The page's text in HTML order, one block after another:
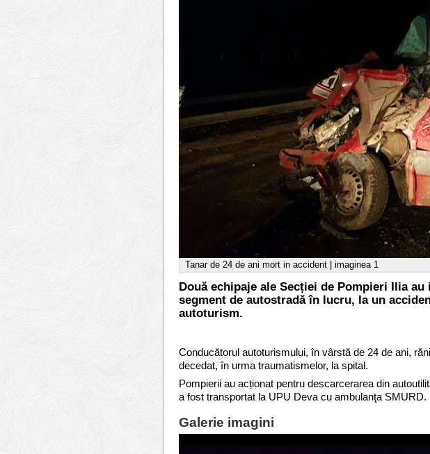
Tanar de 24 de ani mort in accident | imaginea 1
Două echipaje ale Secției de Pompieri Ilia
segment de autostradă în lucru, la un
autoturism.
Conducătorul autoturismului, în vârstă de 24 de ani,
decedat, în urma traumatismelor, la spital.
Pompierii au acționat pentru descarcerarea din
a fost transportat la UPU Deva cu ambulanţa SMURD.
Galerie imagini